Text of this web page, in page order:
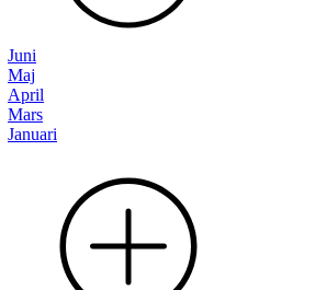
Juni
Maj
April
Mars
Januari